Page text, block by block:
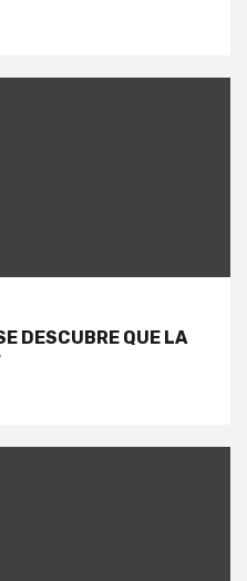
DESCUBRE QUE LA